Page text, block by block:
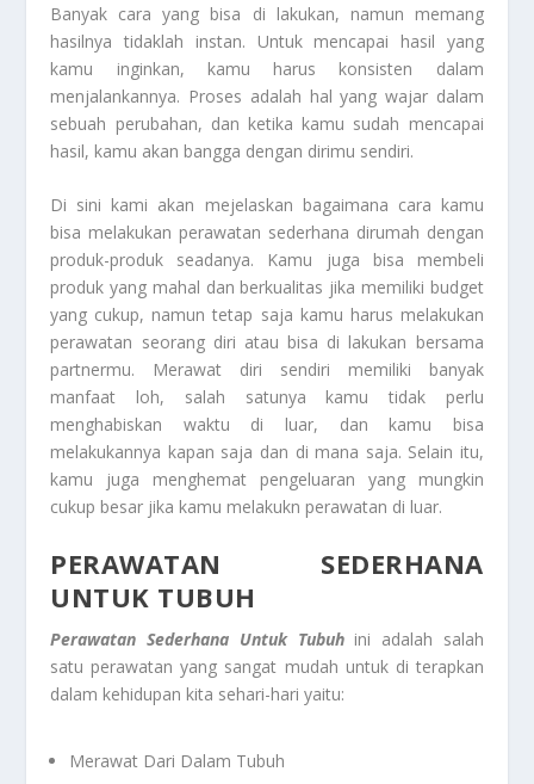
Banyak cara yang bisa di lakukan, namun memang
hasilnya tidaklah instan. Untuk mencapai hasil yang
kamu inginkan, kamu harus konsisten dalam
menjalankannya. Proses adalah hal yang wajar dalam
sebuah perubahan, dan ketika kamu sudah mencapai
hasil, kamu akan bangga dengan dirimu sendiri.
Di sini kami akan mejelaskan bagaimana cara kamu
bisa melakukan perawatan sederhana dirumah dengan
produk-produk seadanya. Kamu juga bisa membeli
produk yang mahal dan berkualitas jika memiliki budget
yang cukup, namun tetap saja kamu harus melakukan
perawatan seorang diri atau bisa di lakukan bersama
partnermu. Merawat diri sendiri memiliki banyak
manfaat loh, salah satunya kamu tidak perlu
menghabiskan waktu di luar, dan kamu bisa
melakukannya kapan saja dan di mana saja. Selain itu,
kamu juga menghemat pengeluaran yang mungkin
cukup besar jika kamu melakukn perawatan di luar.
PERAWATAN SEDERHANA
UNTUK TUBUH
Perawatan Sederhana Untuk Tubuhini adalah salah
satu perawatan yang sangat mudah untuk di terapkan
dalam kehidupan kita sehari-hari yaitu:
Merawat Dari Dalam Tubuh